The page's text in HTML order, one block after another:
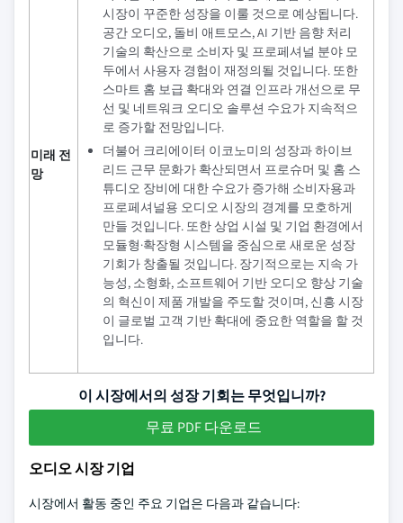
미래 전
망
시장이 꾸준한 성장을 이룰 것으로 예상됩니다.
공간 오디오, 돌비 애트모스, AI 기반 음향 처리
기술의 확산으로 소비자 및 프로페셔널 분야 모
두에서 사용자 경험이 재정의될 것입니다. 또한
스마트 홈 보급 확대와 연결 인프라 개선으로 무
선 및 네트워크 오디오 솔루션 수요가 지속적으
로 증가할 전망입니다.
더불어 크리에이터 이코노미의 성장과 하이브
리드 근무 문화가 확산되면서 프로슈머 및 홈 스
튜디오 장비에 대한 수요가 증가해 소비자용과
프로페셔널용 오디오 시장의 경계를 모호하게
만들 것입니다. 또한 상업 시설 및 기업 환경에서
모듈형·확장형 시스템을 중심으로 새로운 성장
기회가 창출될 것입니다. 장기적으로는 지속 가
능성, 소형화, 소프트웨어 기반 오디오 향상 기술
의 혁신이 제품 개발을 주도할 것이며, 신흥 시장
이 글로벌 고객 기반 확대에 중요한 역할을 할 것
입니다.
이 시장에서의 성장 기회는 무엇입니까?
무료 PDF 다운로드
오디오 시장 기업
시장에서 활동 중인 주요 기업은 다음과 같습니다: